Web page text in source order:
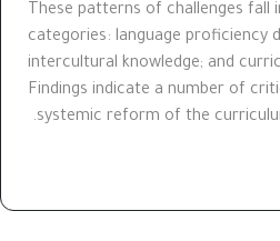
These patterns of challenges
categories: language proficiency
intercultural knowledge; and
Findings indicate a number of
systemic reform of the